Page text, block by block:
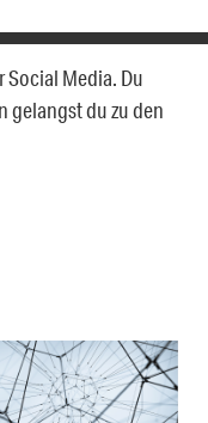
Social Media. Du
gelangst du zu den